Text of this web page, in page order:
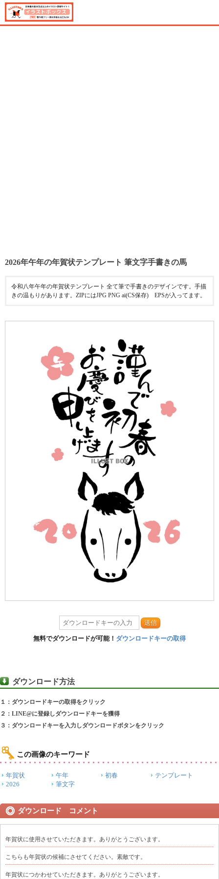
2026年午年の年賀状テンプレート 筆文字手書きの馬
令和八年午年の年賀状テンプレート 全て筆で手書きのデザインです。手描
きの温もりがあります。ZIPにはJPG PNG ai(CS保存) EPSが入ってます。
送信
無料でダウンロードが可能！ ダウンロードキーの取得
ダウンロード方法
１：ダウンロードキーの取得をクリック
２：LINE@に登録しダウンロードキーを獲得
３：ダウンロードキーを入力しダウンロードボタンをクリック
この画像のキーワード
年賀状 午年 初春
テンプレート
2026
筆文字
ダウンロード コメント
年賀状に使用させていただきます。ありがとうございます。
こちらも年賀状の候補にさせてください。素敵です。
年賀状につかわせていただきます。ありがとうございます。